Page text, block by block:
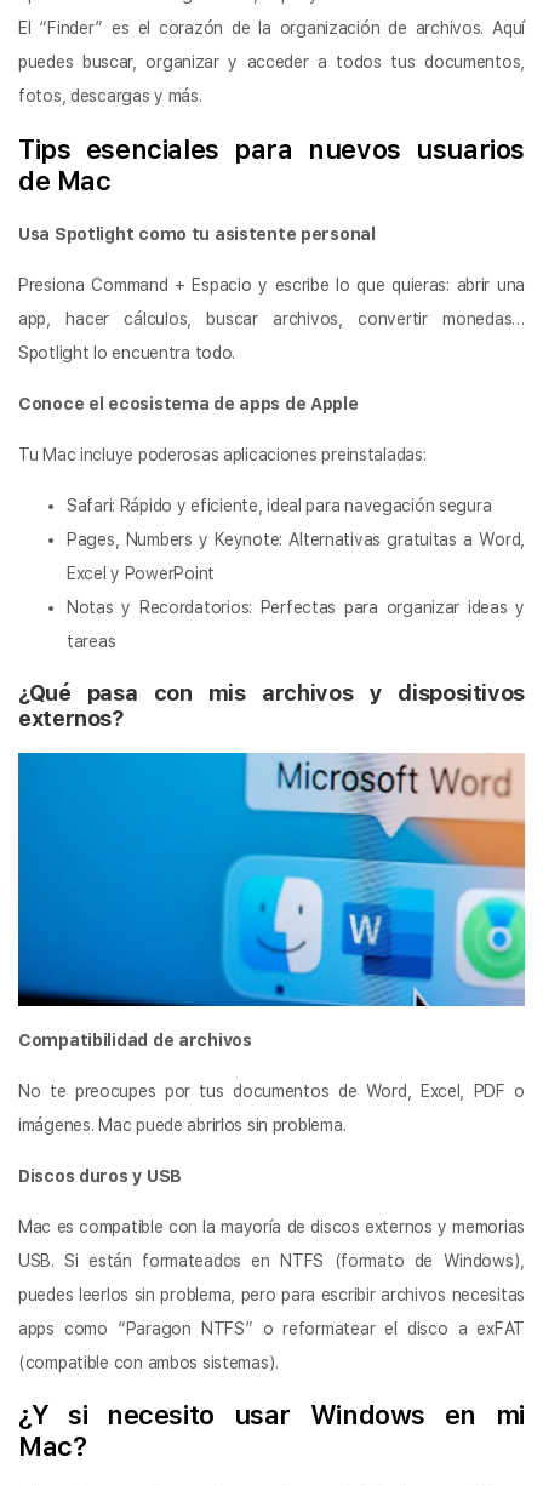
El “Finder” es el corazón de la organización de archivos. Aquí
puedes buscar, organizar y acceder a todos tus documentos,
fotos, descargas y más.
Tips esenciales para nuevos usuarios
de Mac
Usa Spotlight como tu asistente personal
Presiona Command + Espacio y escribe lo que quieras: abrir una
app, hacer cálculos, buscar archivos, convertir monedas…
Spotlight lo encuentra todo.
Conoce el ecosistema de apps de Apple
Tu Mac incluye poderosas aplicaciones preinstaladas:
Safari: Rápido y eficiente, ideal para navegación segura
Pages, Numbers y Keynote: Alternativas gratuitas a Word,
Excel y PowerPoint
Notas y Recordatorios: Perfectas para organizar ideas y
tareas
¿Qué pasa con mis archivos y dispositivos
externos?
Compatibilidad de archivos
No te preocupes por tus documentos de Word, Excel, PDF o
imágenes. Mac puede abrirlos sin problema.
Discos duros y USB
Mac es compatible con la mayoría de discos externos y memorias
USB. Si están formateados en NTFS (formato de Windows),
puedes leerlos sin problema, pero para escribir archivos necesitas
apps como “Paragon NTFS” o reformatear el disco a exFAT
(compatible con ambos sistemas).
¿Y si necesito usar Windows en mi
Mac?